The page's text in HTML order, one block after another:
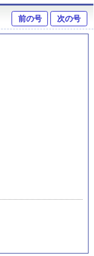
前の号 次の号